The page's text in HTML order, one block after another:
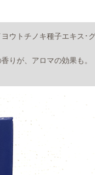
ウトチノキ種子エキス･
りが、アロマの効果も。